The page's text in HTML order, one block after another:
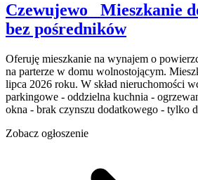
Czewujewo
Mieszkanie
bez pośredników
Oferuję mieszkanie na wynajem o
na parterze w domu wolnostojącym.
lipca 2026 roku. W skład nieruchomości
parkingowe - oddzielna kuchnia -
okna - brak czynszu dodatkowego - tylko
Zobacz ogłoszenie